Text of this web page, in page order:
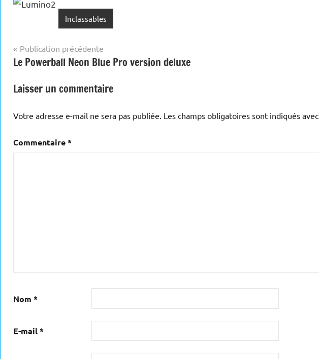
Inclassables
Navigation
de
l’article
Publication précédente
Le Powerball Neon Blue Pro version deluxe
Laisser un commentaire
Votre adresse e-mail ne sera pas publiée. Les champs obligatoires sont indiqués avec
Commentaire*
Nom *
E-mail*